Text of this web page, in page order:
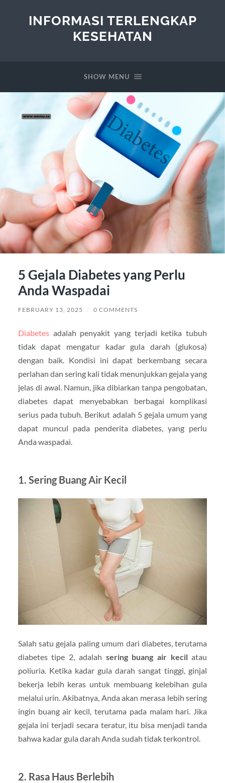
INFORMASI TERLENGKAP
KESEHATAN
SHOW MENU
5 Gejala Diabetes yang Perlu
Anda Waspadai
FEBRUARY 13, 2025 / 0 COMMENTS
Diabetesadalah penyakit yang terjadi ketika tubuh
tidak dapat mengatur kadar gula darah (glukosa)
dengan baik. Kondisi ini dapat berkembang secara
perlahan dan sering kali tidak menunjukkan gejala yang
jelas di awal. Namun, jika dibiarkan tanpa pengobatan,
diabetes dapat menyebabkan berbagai komplikasi
serius pada tubuh. Berikut adalah 5 gejala umum yang
dapat muncul pada penderita diabetes, yang perlu
Anda waspadai.
1. Sering Buang Air Kecil
Salah satu gejala paling umum dari diabetes, terutama
diabetes tipe 2, adalah sering buang air kecilatau
poliuria. Ketika kadar gula darah sangat tinggi, ginjal
bekerja lebih keras untuk membuang kelebihan gula
melalui urin. Akibatnya, Anda akan merasa lebih sering
ingin buang air kecil, terutama pada malam hari. Jika
gejala ini terjadi secara teratur, itu bisa menjadi tanda
bahwa kadar gula darah Anda sudah tidak terkontrol.
2. Rasa Haus Berlebih